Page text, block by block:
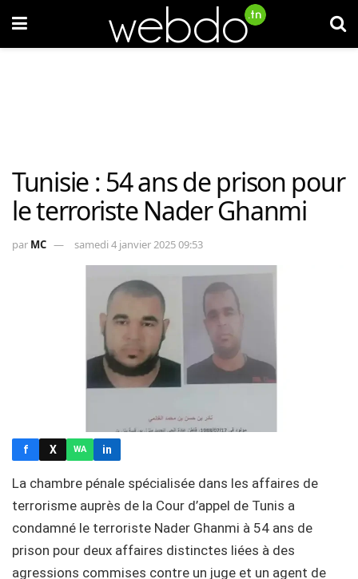
Tunisie : 54 ans de prison pour
le terroriste Nader Ghanmi
par MC samedi 4 janvier 2025 09:53
f X WA in
La chambre pénale spécialisée dans les affaires de
terrorisme auprès de la Cour d’appel de Tunis a
condamné le terroriste Nader Ghanmi à 54 ans de
prison pour deux affaires distinctes liées à des
agressions commises contre un juge et un agent de